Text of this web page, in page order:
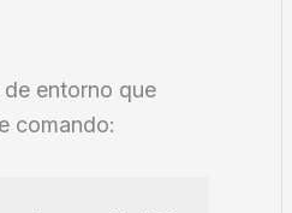
entorno que
comando: